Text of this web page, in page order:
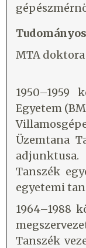
MTA doktora
1950–1959
Egyetem
Üzemtana
Tanszék
egyetemi
1964–1988
Tanszék